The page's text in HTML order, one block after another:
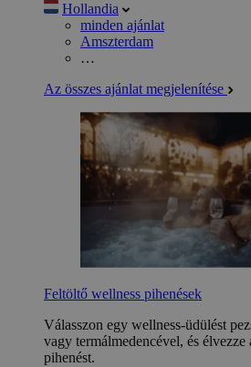
Hollandia
minden ajánlat
Amszterdam
…
Az összes ajánlat megjelenítése
Feltöltő wellness pihenések
Válasszon egy wellness-üdülést
vagy termálmedencével, és
pihenést.